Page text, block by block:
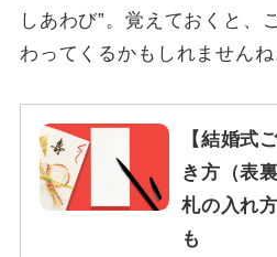
しあわび”。覚えておくと、
わってくるかもしれませんね
【結婚式
き方（表
札の入れ
も